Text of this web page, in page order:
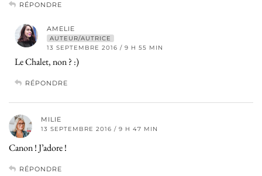
RÉPONDRE
AMELIE
AUTEUR/AUTRICE
13 SEPTEMBRE 2016 / 9 H 55 MIN
Le Chalet, non ? :)
RÉPONDRE
MILIE
13 SEPTEMBRE 2016 / 9 H 47 MIN
Canon ! J’adore !
RÉPONDRE